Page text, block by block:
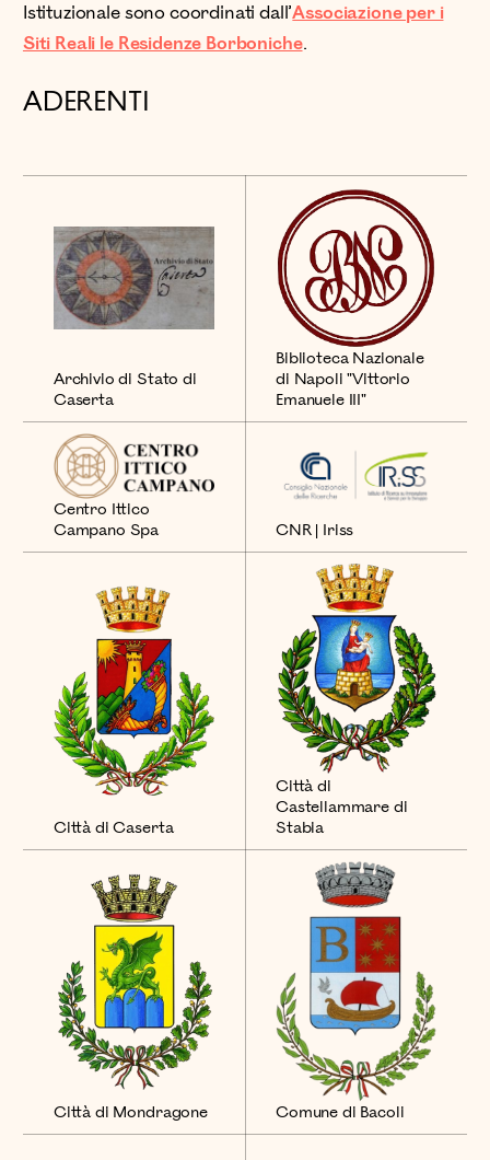
Istituzionale sono coordinati dall’Associazione per i
Siti Reali le Residenze Borboniche.
ADERENTI
Archivio di Stato di
Caserta
Biblioteca Nazionale
di Napoli "Vittorio
Emanuele III"
Centro Ittico
Campano Spa
CNR | Iriss
Città di Caserta
Città di
Castellammare di
Stabia
Città di Mondragone Comune di Bacoli